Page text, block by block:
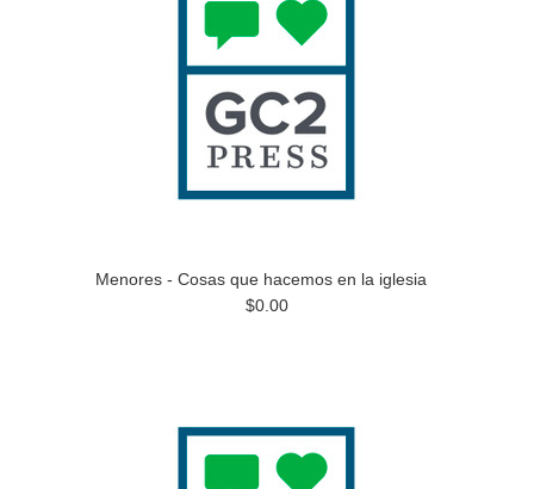
Menores - Cosas que hacemos en la iglesia
$0.00